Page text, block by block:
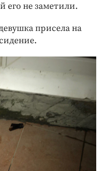
не заметили.
присела на